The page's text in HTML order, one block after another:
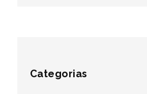
Categorias